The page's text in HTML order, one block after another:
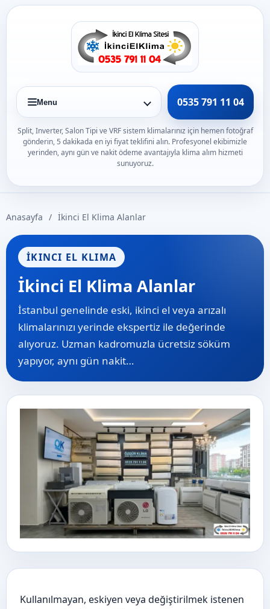
Icerige
Menu 0535 791 11 04
Split, Inverter, Salon Tipi ve VRF sistem klimalarınız için hemen fotoğraf
gönderin, 5 dakikada en iyi fiyat teklifini alın. Profesyonel ekibimizle
yerinden, aynı gün ve nakit ödeme avantajıyla klima alım hizmeti
sunuyoruz.
Anasayfa / İkinci El Klima Alanlar
İKINCI EL KLIMA
İkinci El Klima Alanlar
İstanbul genelinde eski, ikinci el veya arızalı
klimalarınızı yerinde ekspertiz ile değerinde
alıyoruz. Uzman kadromuzla ücretsiz söküm
yapıyor, aynı gün nakit…
Kullanılmayan, eskiyen veya değiştirilmek istenen